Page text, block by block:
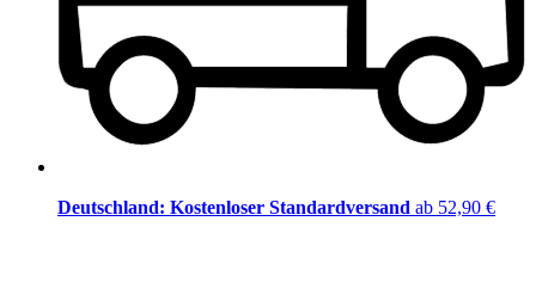
Deutschland: Kostenloser Standardversand ab 52,90 €